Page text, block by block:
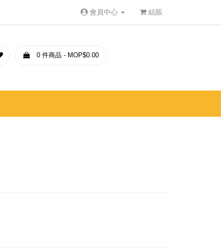
會員中心 結賬
0 件商品 - MOP$0.00